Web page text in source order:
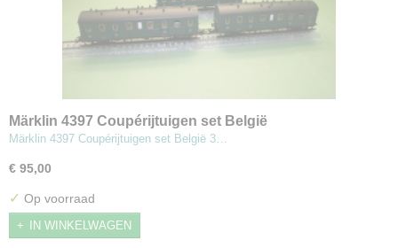
Märklin 4397 Coupérijtuigen set België
Märklin 4397 Coupérijtuigen set België 3…
€ 95,00
✓ Op voorraad
IN WINKELWAGEN